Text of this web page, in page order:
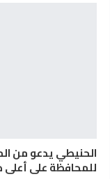
الحنيطي يدعو من
للمحافظة على أعلى